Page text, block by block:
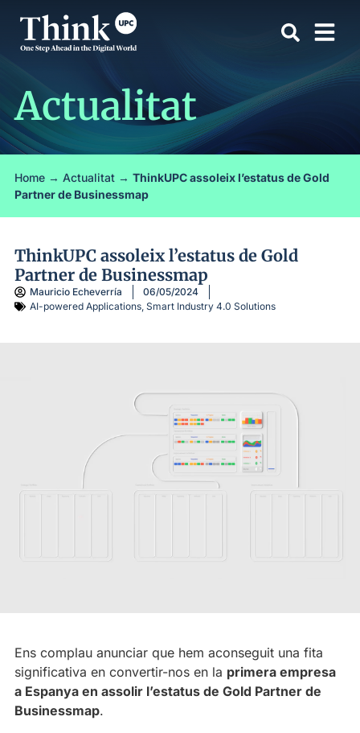
Actualitat
Home → Actualitat → ThinkUPC assoleix l’estatus de Gold
Partner de Businessmap
ThinkUPC assoleix l’estatus de Gold
Partner de Businessmap
Mauricio Echeverría
06/05/2024
AI-powered Applications, Smart Industry 4.0 Solutions
Ens complau anunciar que hem aconseguit una fita
significativa en convertir-nos en la primera empresa
a Espanya en assolir l’estatus de Gold Partner de
Businessmap.